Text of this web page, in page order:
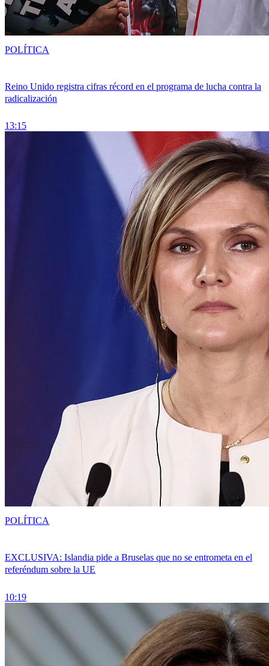
Reino Unido registra cifras récord en el programa de lucha contra la
radicalización
13:15
POLÍTICA
EXCLUSIVA: Islandia pide a Bruselas que no se entrometa en el
referéndum sobre la UE
10:19
POLÍTICA